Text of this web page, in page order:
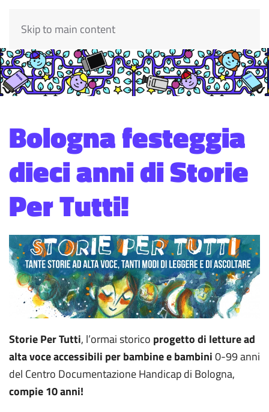
Skip to main content
Bologna festeggia
dieci anni di Storie
Per Tutti!
Storie Per Tutti, l’ormai storico progetto di letture ad
alta voce accessibili per bambine e bambini0-99 anni
del Centro Documentazione Handicap di Bologna,
compie 10 anni!